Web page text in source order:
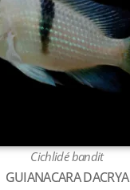
Cichlidé bandit
GUIANACARA DACRYA